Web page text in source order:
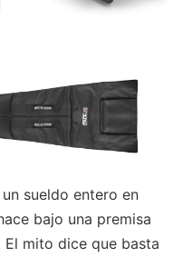
sueldo entero en
bajo una premisa
El mito dice que basta